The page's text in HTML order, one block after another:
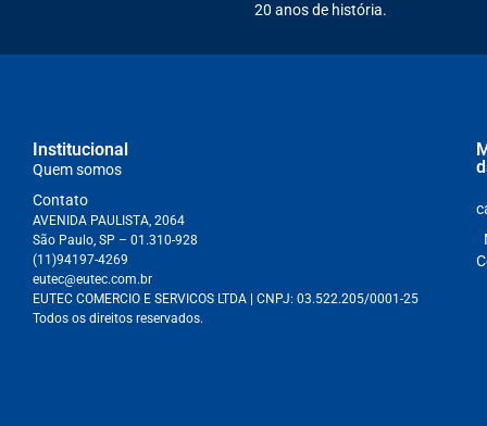
20 anos de história.
Institucional
Quem somos
Contato
AVENIDA PAULISTA, 2064
São Paulo, SP – 01.310-928
(11)94197-4269
eutec@eutec.com.br
EUTEC COMERCIO E SERVICOS LTDA | CNPJ: 03.522.205/0001-25
Todos os direitos reservados.